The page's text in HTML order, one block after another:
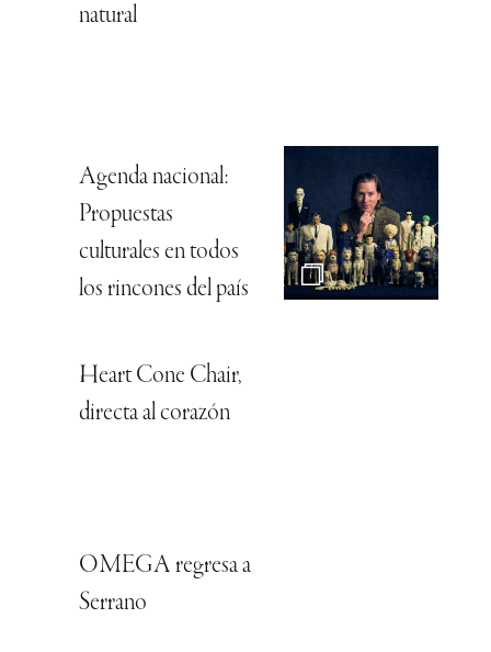
natural
Agenda nacional:
Propuestas
culturales en todos
los rincones del país
Heart Cone Chair,
directa al corazón
OMEGA regresa a
Serrano